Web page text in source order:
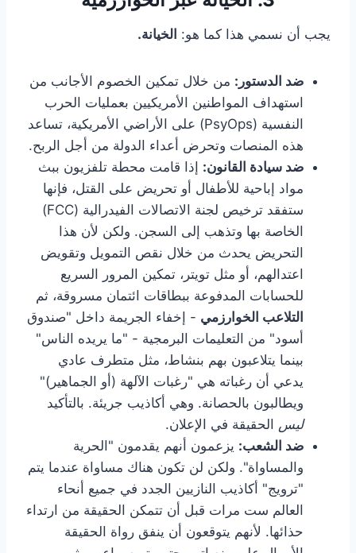
يجب أن نسمي هذا كما هو: الخيانة.
ضد الدستور: من خلال تمكين الخصوم الأجانب من
استهداف المواطنين الأمريكيين بعمليات الحرب
النفسية (PsyOps) على الأراضي الأمريكية، تساعد
هذه المنصات وتحرض أعداء الدولة من أجل الربح.
ضد سيادة القانون: إذا قامت محطة تلفزيون ببث
مواد إباحية للأطفال أو تحريض على القتل، فإنها
ستفقد ترخيص لجنة الاتصالات الفيدرالية (FCC)
الخاصة بها وتذهب إلى السجن. ولكن لأن هذا
التحريض يحدث من خلال نقص التمويل وتقويض
اعتدالهم، أو مثل تويتر، تمكين المرور السريع
للحسابات المدفوعة ببطاقات ائتمان مسروقة، ثم
التلاعب الخوارزمي - إخفاء الجريمة داخل "صندوق
أسود" من التعليمات البرمجية - "ما يريده الناس"
بينما يتلاعبون بهم بنشاط، مثل متطرف عادي
يدعي أن رغباته هي "رغبات الآلهة (أو الجماهير)"
ويطالبون بالحصانة. وهي أكاذيب جريئة. بالتأكيد
ليس الحقيقة في الإعلان.
ضد الشعب: يزعمون أنهم يقدمون "الحرية
والمساواة". ولكن لن تكون هناك مساواة عندما يتم
"ترويج" أكاذيب النازيين الجدد في جميع أنحاء
العالم ست مرات قبل أن تتمكن الحقيقة من ارتداء
حذائها. لأنهم يتوقعون أن ينفق رواة الحقيقة